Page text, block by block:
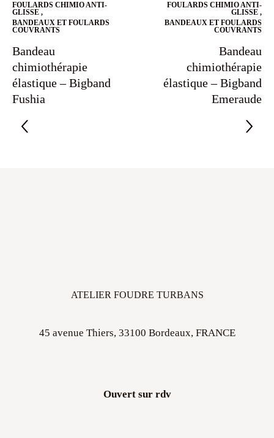
FOULARDS CHIMIO ANTI-
GLISSE ,
BANDEAUX ET FOULARDS
COUVRANTS
Bandeau
chimiothérapie
élastique – Bigband
Fushia
FOULARDS CHIMIO ANTI-
GLISSE ,
BANDEAUX ET FOULARDS
COUVRANTS
Bandeau
chimiothérapie
élastique – Bigband
Emeraude
ATELIER FOUDRE TURBANS
45 avenue Thiers, 33100 Bordeaux, FRANCE
Ouvert sur rdv